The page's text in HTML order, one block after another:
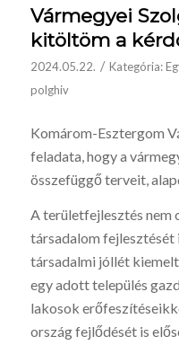
Vármegyei
kitöltöm a
2024.05.22. / Kategória:
polghiv
Komárom-Esztergom
feladata, hogy a
összefüggő terveit,
A területfejlesztés nem
társadalom fejlesztését
társadalmi jóllét
egy adott település
lakosok
ország fejlődését is